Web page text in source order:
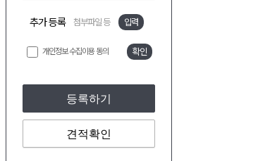
추가 등록 첨부파일 등 입력
개인정보 수집이용 동의 확인
등록하기
견적확인